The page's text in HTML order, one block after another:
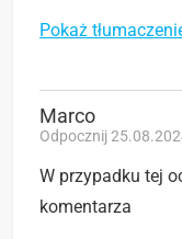
Pokaż
Marco
Odpocznij
W przypadku tej
komentarza